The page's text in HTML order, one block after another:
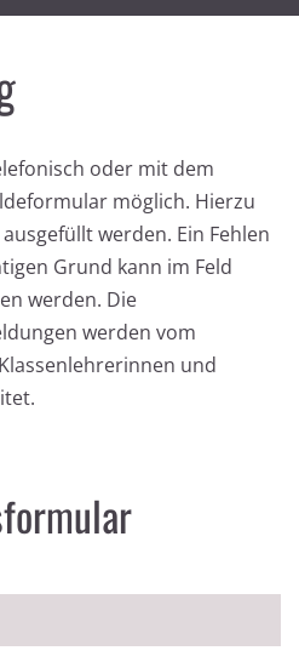
oder mit dem
möglich. Hierzu
werden. Ein Fehlen
Grund kann im Feld
werden. Die
werden vom
und